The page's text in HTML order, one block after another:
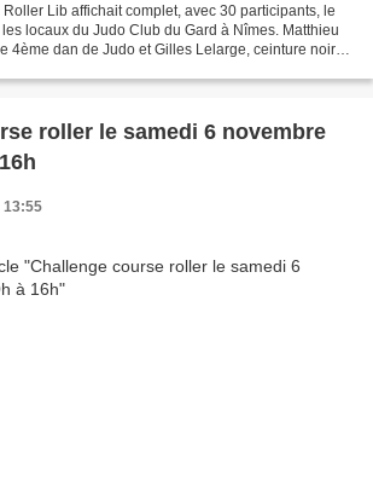
Lib affichait complet, avec 30 participants, le
locaux du Judo Club du Gard à Nîmes. Matthieu
4ème dan de Judo et Gilles Lelarge, ceinture noire
roller le samedi 6 novembre
13:55